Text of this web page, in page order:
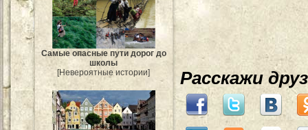
Самые опасные пути дорог до
школы
[Невероятные истории]
Расскажи